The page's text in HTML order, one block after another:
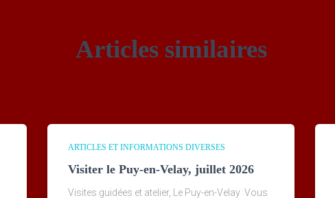
Articles similaires
ARTICLES ET INFORMATIONS DIVERSES
Visiter le Puy-en-Velay, juillet 2026
Visites guidées et atelier, Le Puy-en-Velay Vous